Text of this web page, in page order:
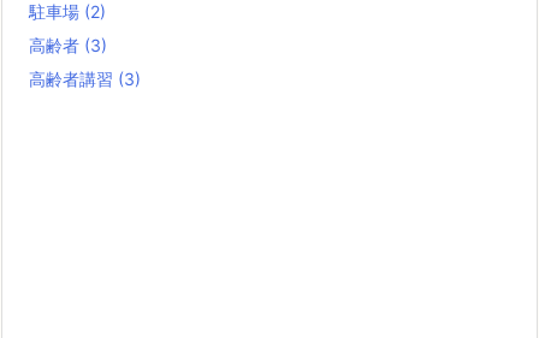
駐車場 (2)
高齢者 (3)
高齢者講習 (3)